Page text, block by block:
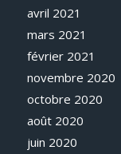
avril 2021
mars 2021
février 2021
novembre 2020
octobre 2020
août 2020
juin 2020